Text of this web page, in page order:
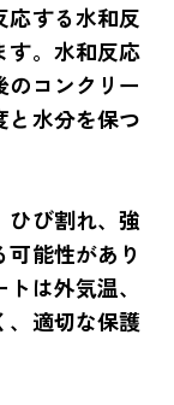
応する水和反
す。水和反応
のコンクリー
と水分を保つ
ひび割れ、強
能性があり
は外気温、
、適切な保護